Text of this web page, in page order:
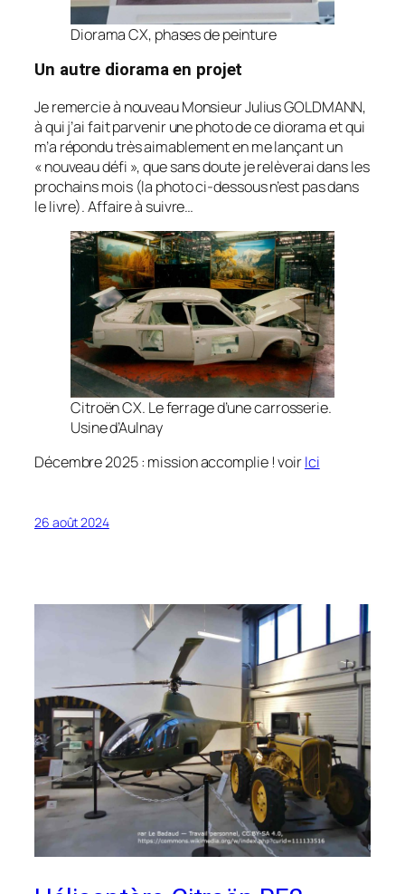
Diorama CX, phases de peinture
Un autre diorama en projet
Je remercie à nouveau Monsieur Julius GOLDMANN,
à qui j’ai fait parvenir une photo de ce diorama et qui
m’a répondu très aimablement en me lançant un
« nouveau défi », que sans doute je relèverai dans les
prochains mois (la photo ci-dessous n’est pas dans
le livre). Affaire à suivre…
Citroën CX. Le ferrage d’une carrosserie.
Usine d’Aulnay
Décembre 2025 : mission accomplie ! voirIci
26 août 2024